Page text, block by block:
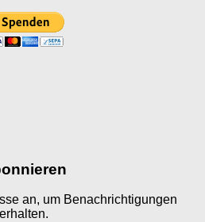
an, um Benachrichtigungen